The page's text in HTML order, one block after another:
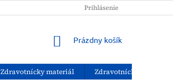
PODMIENKY OCHRANY OSOBNÝCH ÚDAJOV
Prihlásenie
NÁKUPNÝ
Prázdny košík
Zdravotnícky materiál
Zdravotnícke pomôcky